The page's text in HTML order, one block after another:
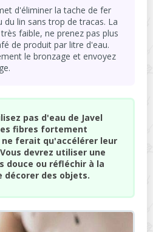
d'éliminer la tache de fer
du lin sans trop de tracas. La
faible, ne prenez pas plus
de produit par litre d'eau.
le bronzage et envoyez
pas d'eau de Javel
fibres fortement
ne ferait qu'accélérer leur
devrez utiliser une
douce ou réfléchir à la
décorer des objets.